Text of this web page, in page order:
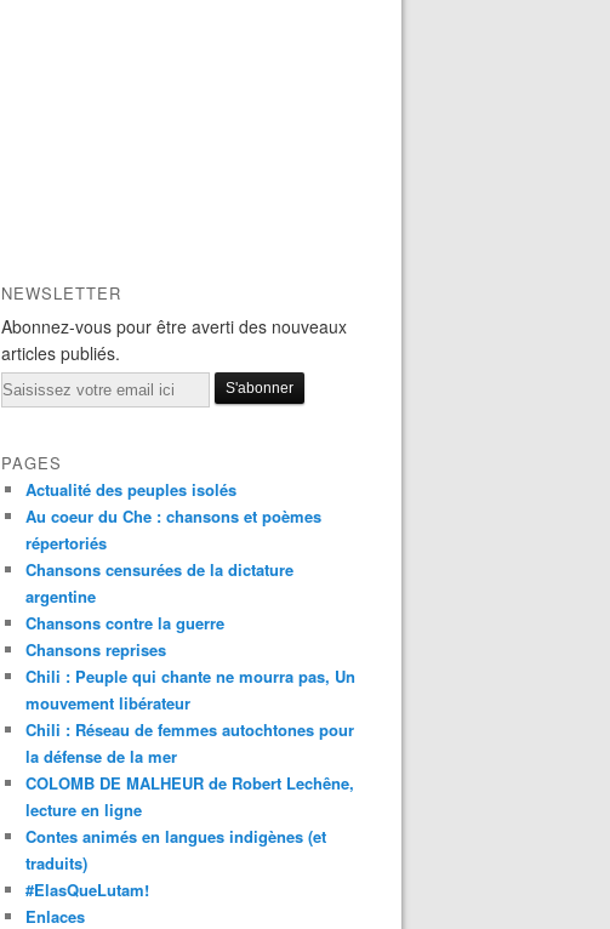
NEWSLETTER
Abonnez-vous pour être averti des nouveaux
articles publiés.
Email
PAGES
Actualité des peuples isolés
Au coeur du Che : chansons et poèmes
répertoriés
Chansons censurées de la dictature
argentine
Chansons contre la guerre
Chansons reprises
Chili : Peuple qui chante ne mourra pas, Un
mouvement libérateur
Chili : Réseau de femmes autochtones pour
la défense de la mer
COLOMB DE MALHEUR de Robert Lechêne,
lecture en ligne
Contes animés en langues indigènes (et
traduits)
#ElasQueLutam!
Enlaces